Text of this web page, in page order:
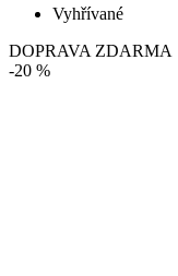
Vyhřívané
DOPRAVA ZDARMA
-20 %